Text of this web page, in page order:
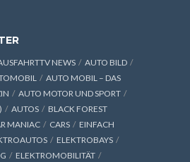
NEWS
AUTO BILD
AUTO MOBIL – DAS
AUTO MOTOR UND SPORT
AUTOS
BLACK FOREST
MANIAC CARS
EINFACH
ELEKTROBAYS
ELEKTROMOBILITÄT